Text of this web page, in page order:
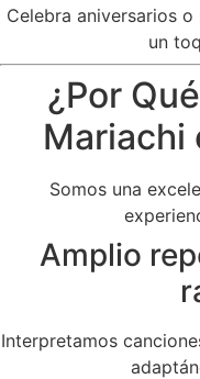
Celebra aniversarios
un
¿Por
Mariachi
Somos una
Amplio
Interpretamos